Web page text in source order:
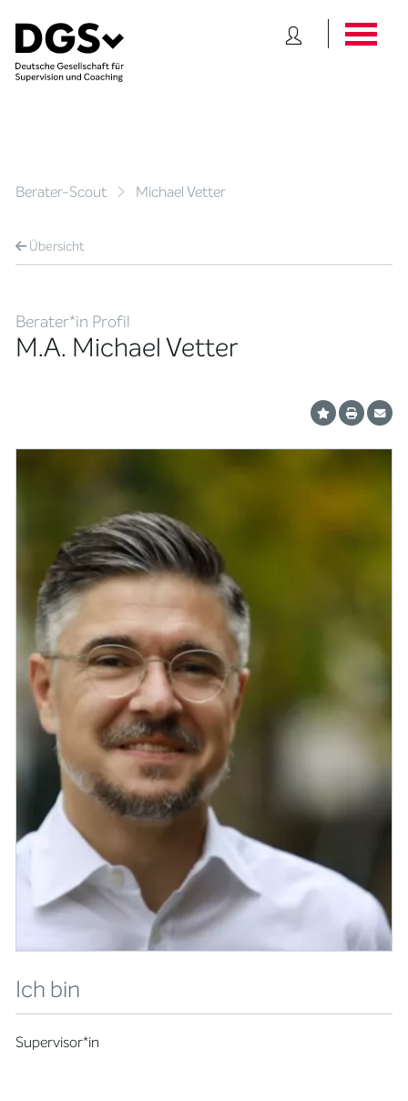
Berater-Scout Michael Vetter
Übersicht
Berater*in Profil
M.A. Michael Vetter
Ich bin
Supervisor*in